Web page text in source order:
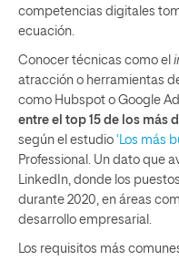
competencias digitales
ecuación.
Conocer técnicas como el
atracción o herramientas
como Hubspot o Google
entre el top 15 de los más
según el estudio ‘Los más
Professional. Un dato que
LinkedIn, donde los
durante 2020, en áreas
desarrollo empresarial.
Los requisitos más